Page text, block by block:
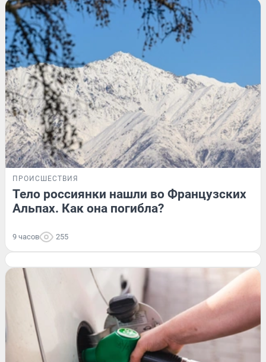
ПРОИСШЕСТВИЯ
Тело россиянки нашли во Французских
Альпах. Как она погибла?
9 часов 255